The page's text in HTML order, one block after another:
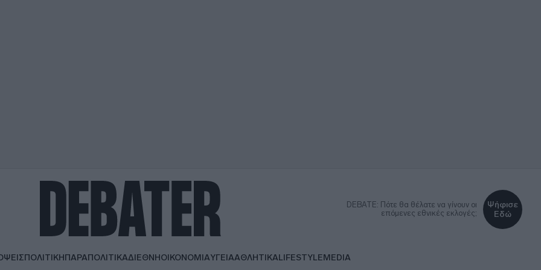
DEBATE: Πότε θα θέλατε να γίνουν οι
επόμενες εθνικές εκλογές;
Ψήφισε
Εδώ
ΠΟΛΙΤΙΚΗΠΑΡΑΠΟΛΙΤΙΚΑΔΙΕΘΝΗΟΙΚΟΝΟΜΙΑΥΓΕΙΑΑΘΛΗΤΙΚΑLIFESTYLEMEDIA